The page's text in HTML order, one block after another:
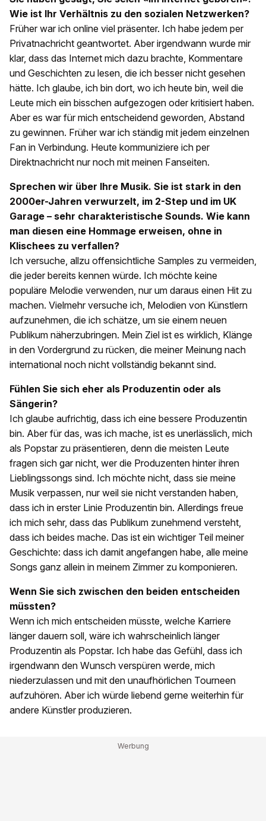
Wie ist Ihr Verhältnis zu den sozialen Netzwerken?
Früher war ich online viel präsenter. Ich habe jedem per
Privatnachricht geantwortet. Aber irgendwann wurde mir
klar, dass das Internet mich dazu brachte, Kommentare
und Geschichten zu lesen, die ich besser nicht gesehen
hätte. Ich glaube, ich bin dort, wo ich heute bin, weil die
Leute mich ein bisschen aufgezogen oder kritisiert haben.
Aber es war für mich entscheidend geworden, Abstand
zu gewinnen. Früher war ich ständig mit jedem einzelnen
Fan in Verbindung. Heute kommuniziere ich per
Direktnachricht nur noch mit meinen Fanseiten.
Sprechen wir über Ihre Musik. Sie ist stark in den
2000er-Jahren verwurzelt, im 2-Step und im UK
Garage – sehr charakteristische Sounds. Wie kann
man diesen eine Hommage erweisen, ohne in
Klischees zu verfallen?
Ich versuche, allzu offensichtliche Samples zu vermeiden,
die jeder bereits kennen würde. Ich möchte keine
populäre Melodie verwenden, nur um daraus einen Hit zu
machen. Vielmehr versuche ich, Melodien von Künstlern
aufzunehmen, die ich schätze, um sie einem neuen
Publikum näherzubringen. Mein Ziel ist es wirklich, Klänge
in den Vordergrund zu rücken, die meiner Meinung nach
international noch nicht vollständig bekannt sind.
Fühlen Sie sich eher als Produzentin oder als
Sängerin?
Ich glaube aufrichtig, dass ich eine bessere Produzentin
bin. Aber für das, was ich mache, ist es unerlässlich, mich
als Popstar zu präsentieren, denn die meisten Leute
fragen sich gar nicht, wer die Produzenten hinter ihren
Lieblingssongs sind. Ich möchte nicht, dass sie meine
Musik verpassen, nur weil sie nicht verstanden haben,
dass ich in erster Linie Produzentin bin. Allerdings freue
ich mich sehr, dass das Publikum zunehmend versteht,
dass ich beides mache. Das ist ein wichtiger Teil meiner
Geschichte: dass ich damit angefangen habe, alle meine
Songs ganz allein in meinem Zimmer zu komponieren.
Wenn Sie sich zwischen den beiden entscheiden
müssten?
Wenn ich mich entscheiden müsste, welche Karriere
länger dauern soll, wäre ich wahrscheinlich länger
Produzentin als Popstar. Ich habe das Gefühl, dass ich
irgendwann den Wunsch verspüren werde, mich
niederzulassen und mit den unaufhörlichen Tourneen
aufzuhören. Aber ich würde liebend gerne weiterhin für
andere Künstler produzieren.